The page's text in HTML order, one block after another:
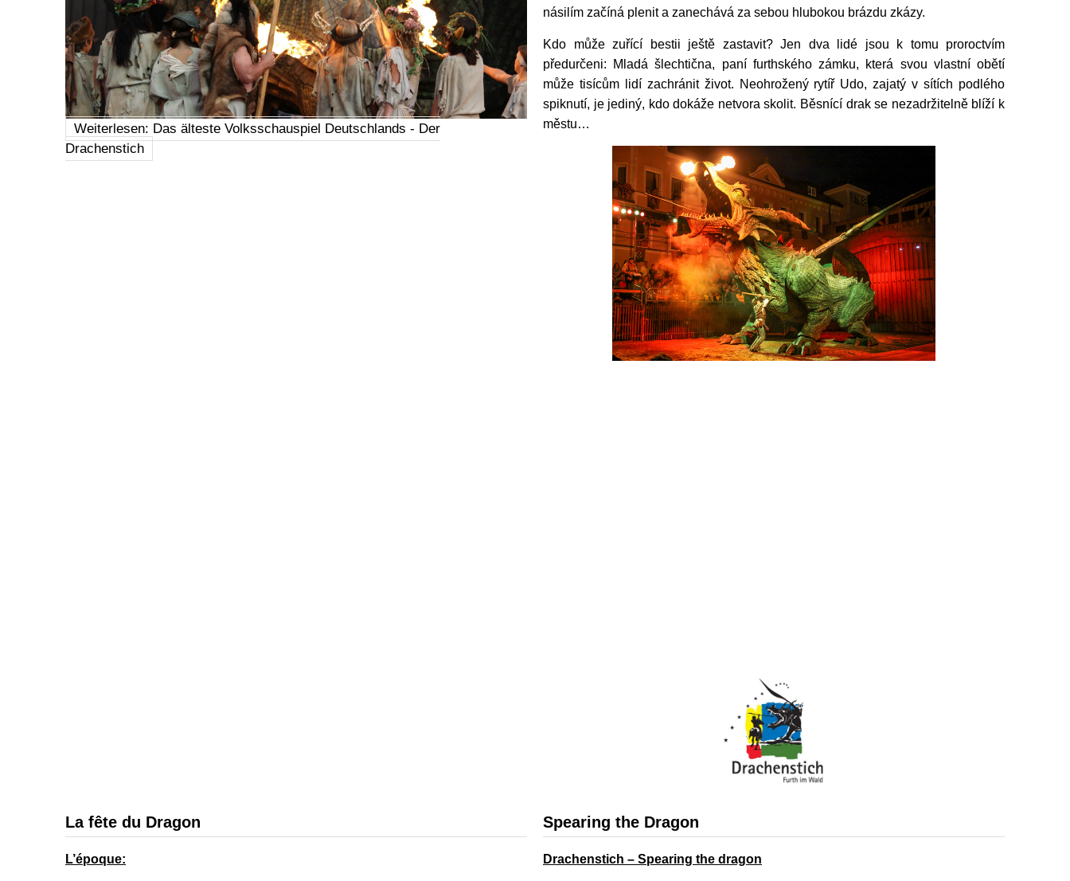
Weiterlesen: Das älteste Volksschauspiel Deutschlands - Der
Drachenstich
násilím začíná plenit a zanechává za sebou hlubokou brázdu zkázy.
Kdo může zuřící bestii ještě zastavit? Jen dva lidé jsou k tomu proroctvím
předurčeni: Mladá šlechtična, paní furthského zámku, která svou vlastní obětí
může tisícům lidí zachránit život. Neohrožený rytíř Udo, zajatý v sítích podlého
spiknutí, je jediný, kdo dokáže netvora skolit. Běsnící drak se nezadržitelně blíží k
městu…
La fête du Dragon
L’époque:
Spearing the Dragon
Drachenstich – Spearing the dragon